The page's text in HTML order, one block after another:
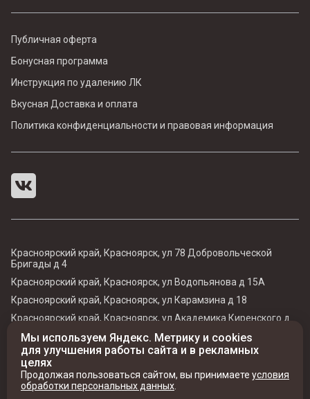
Публичная оферта
Бонусная программа
Инструкция по удалению ЛК
Вкусная Доставка и оплата
Политика конфиденциальности и правовая информация
Красноярский край, Красноярск, ул 78 Добровольческой
Бригады д 4
Красноярский край, Красноярск, ул Водопьянова д 15А
Красноярский край, Красноярск, ул Карамзина д 18
Красноярский край, Красноярск, ул Академика Киренского д
Красноярский край, Красноярск, ул Чернышевского д 77
Мы используем Яндекс. Метрику и cookies
для улучшения работы сайта и в рекламных
целях
Продолжая пользоваться сайтом, вы принимаете условия
обработки персональных данных